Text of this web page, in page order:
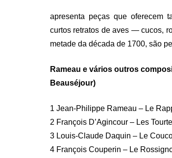
apresenta peças que oferecem
curtos retratos de aves — cucos,
metade da década de 1700, são
Rameau e vários outros
Beauséjour)
1 Jean-Philippe Rameau – Le
2 François D’Agincour – Les
3 Louis-Claude Daquin – Le
4 François Couperin – Le